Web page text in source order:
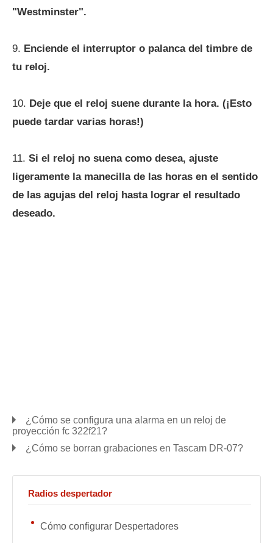
"Westminster".
9. Enciende el interruptor o palanca del timbre de
tu reloj.
10. Deje que el reloj suene durante la hora. (¡Esto
puede tardar varias horas!)
11. Si el reloj no suena como desea, ajuste
ligeramente la manecilla de las horas en el sentido
de las agujas del reloj hasta lograr el resultado
deseado.
¿Cómo se configura una alarma en un reloj de
proyección fc 322f21?
¿Cómo se borran grabaciones en Tascam DR-07?
Radios despertador
Cómo configurar Despertadores